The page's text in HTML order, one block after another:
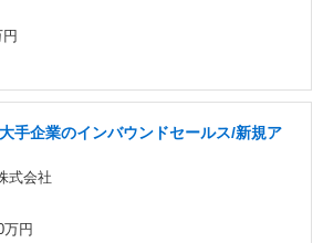
手企業のインバウンドセールス/新規ア
式会社
万円